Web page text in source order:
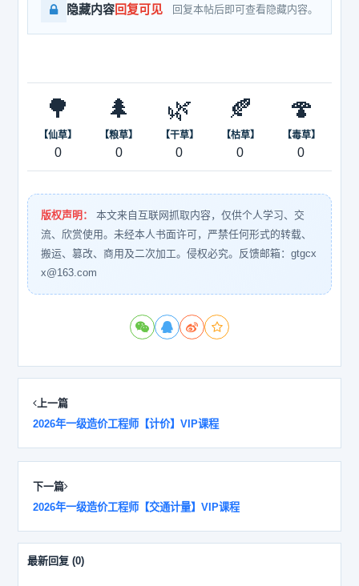
隐藏内容回复可见 回复本帖后即可查看隐藏内容。
🌳
【仙草】
0
🌲
【粮草】
0
🌿
【干草】
0
🍂
【枯草】
0
🍄
【毒草】
0
版权声明：
本文来自互联网抓取内容，仅供个人学习、交
流、欣赏使用。未经本人书面许可，严禁任何形式的转载、
搬运、篡改、商用及二次加工。侵权必究。反馈邮箱：gtgcx
x@163.com
上一篇
2026年一级造价工程师【计价】VIP课程
下一篇
2026年一级造价工程师【交通计量】VIP课程
最新回复 (0)